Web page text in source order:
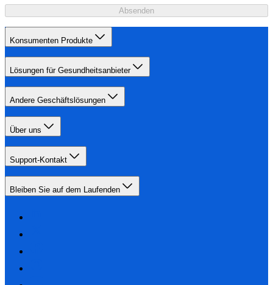
Absenden
Konsumenten Produkte
Lösungen für Gesundheitsanbieter
Andere Geschäftslösungen
Über uns
Support-Kontakt
Bleiben Sie auf dem Laufenden